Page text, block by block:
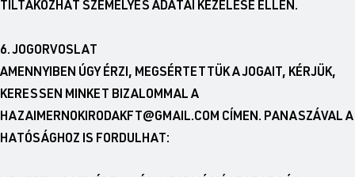
TILTAKOZHAT SZEMÉLYES ADATAI KEZELÉSE ELLEN.
6. JOGORVOSLAT
AMENNYIBEN ÚGY ÉRZI, MEGSÉRTETTÜK A JOGAIT, KÉRJÜK,
KERESSEN MINKET BIZALOMMAL A
HAZAIMERNOKIRODAKFT@GMAIL.COM CÍMEN. PANASZÁVAL A
HATÓSÁGHOZ IS FORDULHAT: